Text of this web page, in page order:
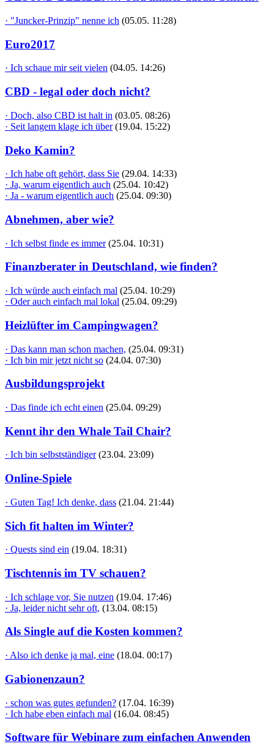
· "Juncker-Prinzip" nenne ich (05.05. 11:28)
Euro2017
· Ich schaue mir seit vielen (04.05. 14:26)
CBD - legal oder doch nicht?
· Doch, also CBD ist halt in (03.05. 08:26)
· Seit langem klage ich über (19.04. 15:22)
Deko Kamin?
· Ich habe oft gehört, dass Sie (29.04. 14:33)
· Ja, warum eigentlich auch (25.04. 10:42)
· Ja - warum eigentlich auch (25.04. 09:30)
Abnehmen, aber wie?
· Ich selbst finde es immer (25.04. 10:31)
Finanzberater in Deutschland, wie finden?
· Ich würde auch einfach mal (25.04. 10:29)
· Oder auch einfach mal lokal (25.04. 09:29)
Heizlüfter im Campingwagen?
· Das kann man schon machen, (25.04. 09:31)
· Ich bin mir jetzt nicht so (24.04. 07:30)
Ausbildungsprojekt
· Das finde ich echt einen (25.04. 09:29)
Kennt ihr den Whale Tail Chair?
· Ich bin selbstständiger (23.04. 23:09)
Online-Spiele
· Guten Tag! Ich denke, dass (21.04. 21:44)
Sich fit halten im Winter?
· Quests sind ein (19.04. 18:31)
Tischtennis im TV schauen?
· Ich schlage vor, Sie nutzen (19.04. 17:46)
· Ja, leider nicht sehr oft, (13.04. 08:15)
Als Single auf die Kosten kommen?
· Also ich denke ja mal, eine (18.04. 00:17)
Gabionenzaun?
· schon was gutes gefunden? (17.04. 16:39)
· Ich habe eben einfach mal (16.04. 08:45)
Software für Webinare zum einfachen Anwenden